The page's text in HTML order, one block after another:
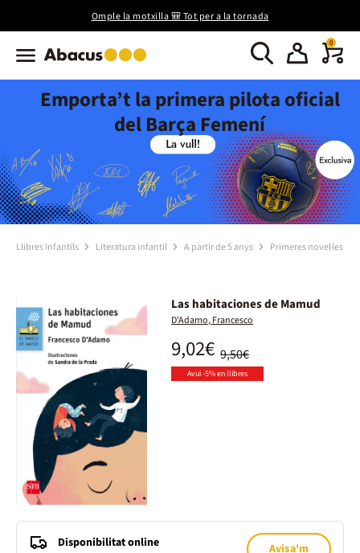
Omple la motxilla 🎒 Tot per a la tornada
0
Emporta’t la primera pilota oficial
del Barça Femení
Llibres Infantils Literatura infantil A partir de 5 anys Primeres novel·les
Las habitaciones de Mamud
D'Adamo, Francesco
9,50€
9,02€
Avui -5% en llibres
Disponibilitat online
Avisa'm